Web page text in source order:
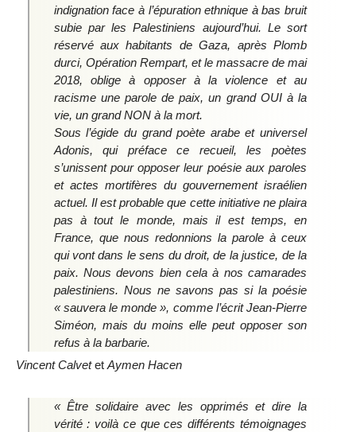
indignation face à l’épuration ethnique à bas bruit
subie par les Palestiniens aujourd’hui. Le sort
réservé aux habitants de Gaza, après Plomb
durci, Opération Rempart, et le massacre de mai
2018, oblige à opposer à la violence et au
racisme une parole de paix, un grand OUI à la
vie, un grand NON à la mort.
Sous l’égide du grand poète arabe et universel
Adonis, qui préface ce recueil, les poètes
s’unissent pour opposer leur poésie aux paroles
et actes mortifères du gouvernement israélien
actuel. Il est probable que cette initiative ne plaira
pas à tout le monde, mais il est temps, en
France, que nous redonnions la parole à ceux
qui vont dans le sens du droit, de la justice, de la
paix. Nous devons bien cela à nos camarades
palestiniens. Nous ne savons pas si la poésie
« sauvera le monde », comme l’écrit Jean-Pierre
Siméon, mais du moins elle peut opposer son
refus à la barbarie.
Vincent Calvetet Aymen Hacen
« Être solidaire avec les opprimés et dire la
vérité : voilà ce que ces différents témoignages